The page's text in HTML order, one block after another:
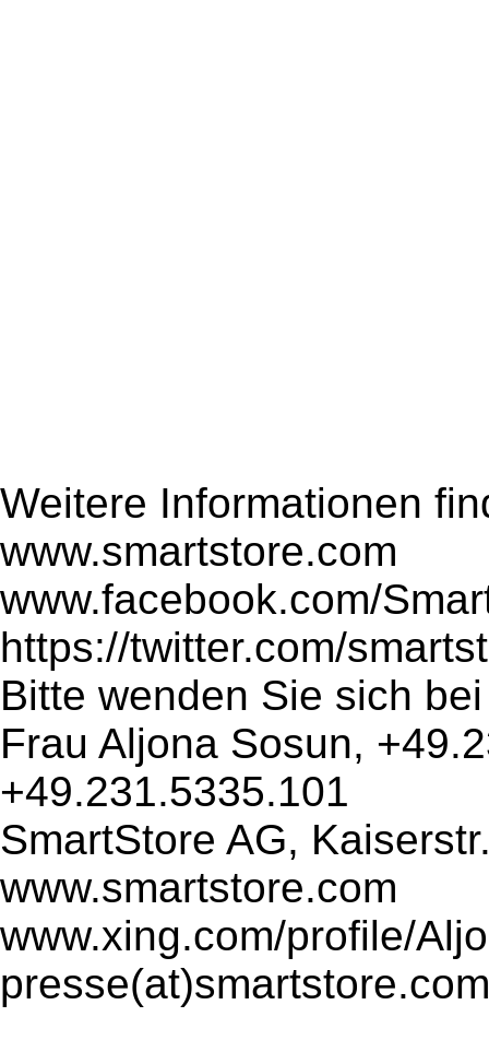
Weitere Informationen
www.smartstore.com
www.facebook.com/
https://twitter.com/
Bitte wenden Sie sich
Frau Aljona Sosun,
+49.231.5335.101
SmartStore AG,
www.smartstore.com
www.xing.com/profile/
presse(at)smartstore.com